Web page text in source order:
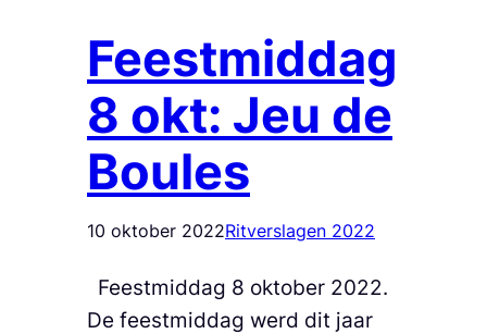
Feestmiddag
8 okt: Jeu de
Boules
10 oktober 2022Ritverslagen 2022
Feestmiddag 8 oktober 2022.
De feestmiddag werd dit jaar